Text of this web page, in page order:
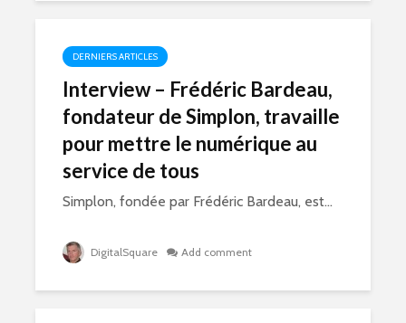
DERNIERS ARTICLES
Interview – Frédéric Bardeau,
fondateur de Simplon, travaille
pour mettre le numérique au
service de tous
Simplon, fondée par Frédéric Bardeau, est...
DigitalSquare Add comment